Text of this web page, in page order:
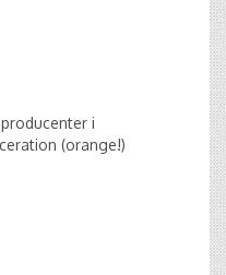
i
(orange!)